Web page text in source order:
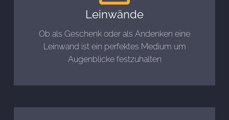
Leinwände
Ob als Geschenk oder als Andenken eine
Leinwand ist ein perfektes Medium um
Augenblicke festzuhalten